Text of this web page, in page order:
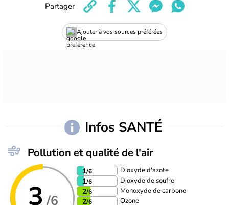
Ajouter à vos sources préférées
Partager
Infos SANTÉ
Pollution et qualité de l'air
3 /6
1/6 Dioxyde d'azote
1/6 Dioxyde de soufre
2/6 Monoxyde de carbone
2/6 Ozone